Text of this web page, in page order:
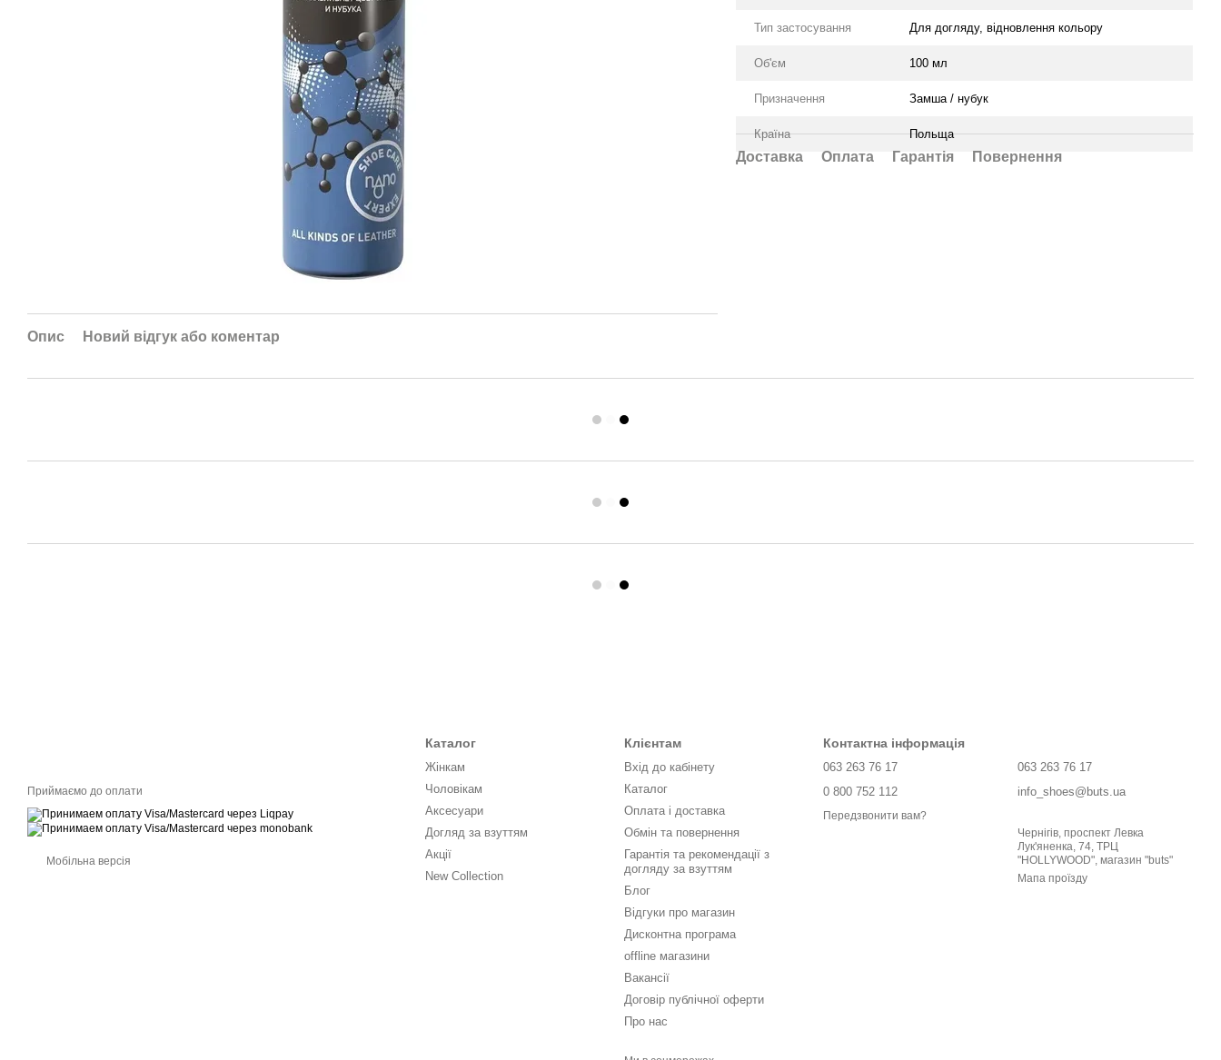
Опис Новий відгук або коментар
Тип застосування Для догляду, відновлення кольору
Об'єм 100 мл
Призначення Замша / нубук
Країна Польща
Доставка Оплата Гарантія Повернення
Приймаємо до оплати
Мобільна версія
Каталог
Жінкам
Чоловікам
Аксесуари
Догляд за взуттям
Акції
New Collection
Клієнтам
Вхід до кабінету
Каталог
Оплата і доставка
Обмін та повернення
Гарантія та рекомендації з
догляду за взуттям
Блог
Відгуки про магазин
Дисконтна програма
offline магазини
Вакансії
Договір публічної оферти
Про нас
Контактна інформація
063 263 76 17
0 800 752 112
Передзвонити вам?
063 263 76 17
info_shoes@buts.ua
Чернігів, проспект Левка
Лук'яненка, 74, ТРЦ
"HOLLYWOOD", магазин "buts"
Мапа проїзду